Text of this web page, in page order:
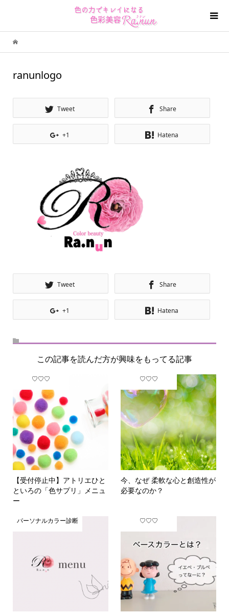
ranunlogo
Tweet Share
+1 Hatena
Tweet Share
+1 Hatena
この記事を読んだ方が興味をもってる記事
♡♡♡
【受付停止中】アトリエひと
といろの「色サプリ」メニュ
ー
♡♡♡
今、なぜ 柔軟な心と創造性が
必要なのか？
パーソナルカラー診断 ♡♡♡